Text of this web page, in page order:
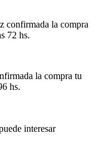
confirmada la compra
72 hs.
la compra tu
hs.